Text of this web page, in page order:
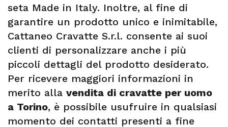
seta Made in Italy. Inoltre, al fine di
garantire un prodotto unico e inimitabile,
Cattaneo Cravatte S.r.l. consente ai suoi
clienti di personalizzare anche i più
piccoli dettagli del prodotto desiderato.
Per ricevere maggiori informazioni in
merito alla vendita di cravatte per uomo
a Torino, è possibile usufruire in qualsiasi
momento dei contatti presenti a fine